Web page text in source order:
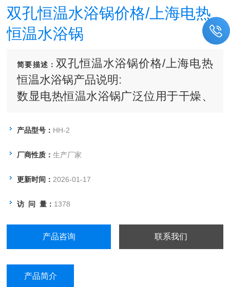
双孔恒温水浴锅价格/上海电热
恒温水浴锅
简要描述： 双孔恒温水浴锅价格/上海电热
恒温水浴锅产品说明:
数显电热恒温水浴锅广泛位用于干燥、
和生物制品，也可用于水浴恒温加热和
水产、环保、医药、卫生、生化实验
室、分析室教育科研的*工具。
产品型号： HH-2
厂商性质：生产厂家
更新时间：2026-01-17
访 问 量： 1378
产品咨询 联系我们
产品简介